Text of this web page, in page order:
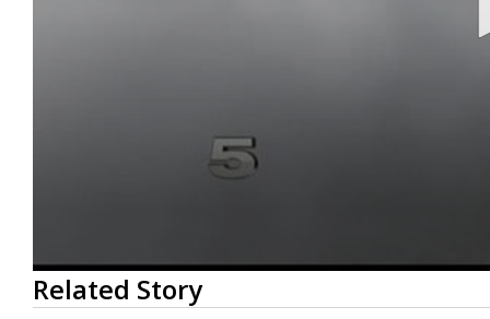
0
seconds
of
Related Story